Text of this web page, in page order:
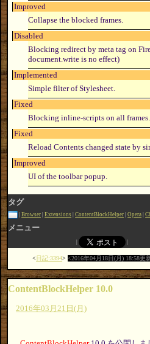
Improved
Collapse the blocked frames.
Disabled
Blocking redirect by meta tag on
document.write is no effect)
Implemented
Simple filter of Stylesheet.
Fixed
Blocking inline-scripts on all frames.
Fixed
Reload Contents changed state by
Improved
UI of the toolbar popup.
タグ
Browser Extensions ContentBlockHelper Opera
メニュー
日記:3394 2016年04月18日(月) 18:58更
ContentBlockHelper 10.0
2016年03月21日(月)